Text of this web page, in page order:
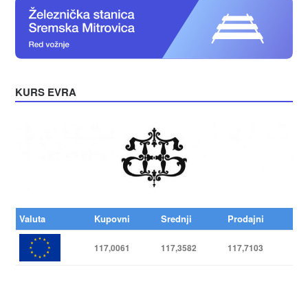
KURS EVRA
Valuta Kupovni Srednji Prodajni
117,0061 117,3582 117,7103